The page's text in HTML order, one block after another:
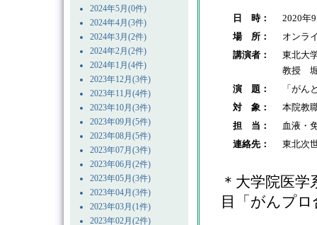
2024年5月(0件)
2024年4月(3件)
2024年3月(2件)
2024年2月(2件)
2024年1月(4件)
2023年12月(3件)
2023年11月(4件)
2023年10月(3件)
2023年09月(5件)
2023年08月(5件)
2023年07月(3件)
2023年06月(2件)
2023年05月(3件)
2023年04月(3件)
2023年03月(1件)
2023年02月(2件)
日 時：
2020年
場 所：
オンラ
講演者：
東北大
教授
演 題：
「がん
対 象：
本院教
担 当：
血液・
連絡先：
東北次
＊大学院医
目「がんプ